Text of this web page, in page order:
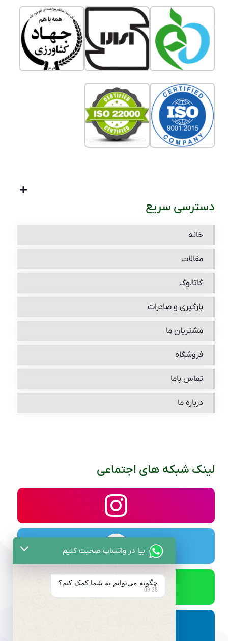
دسترسی سریع
خانه
مقالات
گاتالوگ
بارگیری و صادرات
مشتریان ما
فروشگاه
تماس باما
درباره ما
لینک شبکه های اجتماعی
بیا در واتساپ صحبت کنیم
چگونه می‌توانم به شما کمک کنم؟
09:38